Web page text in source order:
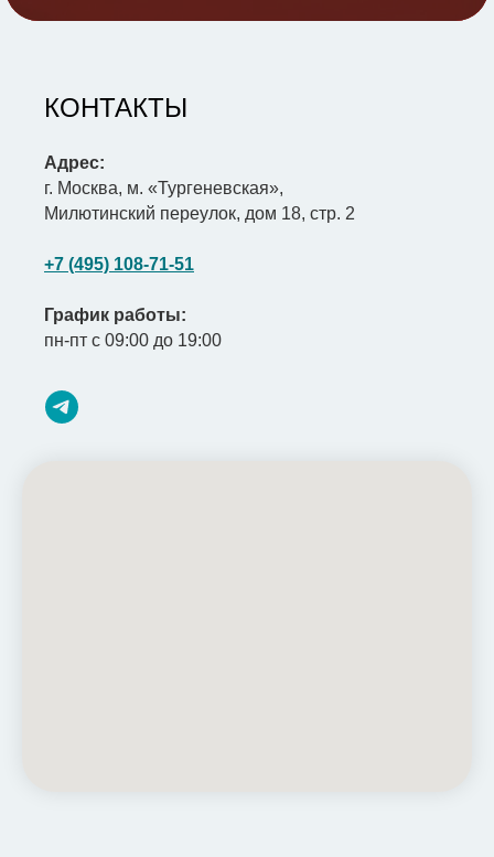
КОНТАКТЫ
Адрес:
г. Москва, м. «Тургеневская»,
Милютинский переулок, дом 18, стр. 2
+7 (495) 108-71-51
График работы:
пн-пт с 09:00 до 19:00